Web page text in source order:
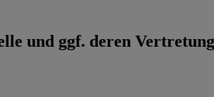
und ggf. deren